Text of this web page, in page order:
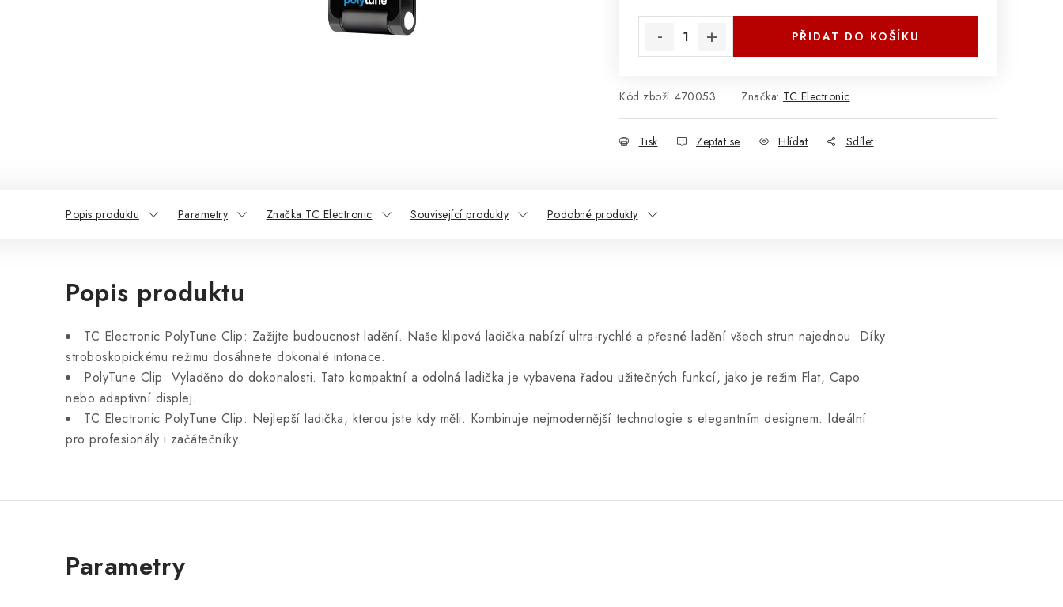
PŘIDAT DO KOŠÍKU
Kód zboží: 470053 Značka: TC Electronic
Tisk Zeptat se Hlídat Sdílet
Popis produktu Parametry Značka TC Electronic Související produkty Podobné produkty
Popis produktu
TC Electronic PolyTune Clip: Zažijte budoucnost ladění. Naše klipová ladička nabízí ultra-rychlé a přesné ladění všech strun najednou. Díky
stroboskopickému režimu dosáhnete dokonalé intonace.
PolyTune Clip: Vyladěno do dokonalosti. Tato kompaktní a odolná ladička je vybavena řadou užitečných funkcí, jako je režim Flat, Capo
nebo adaptivní displej.
TC Electronic PolyTune Clip: Nejlepší ladička, kterou jste kdy měli. Kombinuje nejmodernější technologie s elegantním designem. Ideální
pro profesionály i začátečníky.